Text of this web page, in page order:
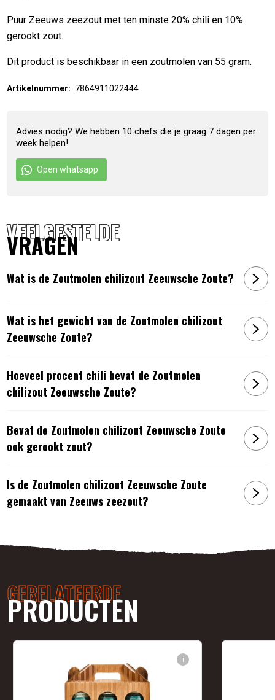
Puur Zeeuws zeezout met ten minste 20% chili en 10%
gerookt zout.
Dit product is beschikbaar in een zoutmolen van 55 gram.
Artikelnummer: 7864911022444
Advies nodig? We hebben 10 chefs die je graag 7 dagen per
week helpen!
Open whatsapp
VEELGESTELDE
VRAGEN
Wat is de Zoutmolen chilizout Zeeuwsche Zoute?
Wat is het gewicht van de Zoutmolen chilizout
Zeeuwsche Zoute?
Hoeveel procent chili bevat de Zoutmolen
chilizout Zeeuwsche Zoute?
Bevat de Zoutmolen chilizout Zeeuwsche Zoute
ook gerookt zout?
Is de Zoutmolen chilizout Zeeuwsche Zoute
gemaakt van Zeeuws zeezout?
GERELATEERDE
PRODUCTEN
i